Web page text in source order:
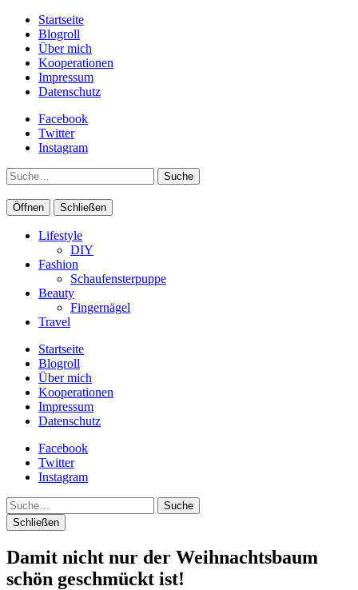
Startseite
Blogroll
Über mich
Kooperationen
Impressum
Datenschutz
Facebook
Twitter
Instagram
Suche
Öffnen Schließen
Lifestyle
DIY
Fashion
Schaufensterpuppe
Beauty
Fingernägel
Travel
Startseite
Blogroll
Über mich
Kooperationen
Impressum
Datenschutz
Facebook
Twitter
Instagram
Suche
Schließen
Damit nicht nur der Weihnachtsbaum
schön geschmückt ist!